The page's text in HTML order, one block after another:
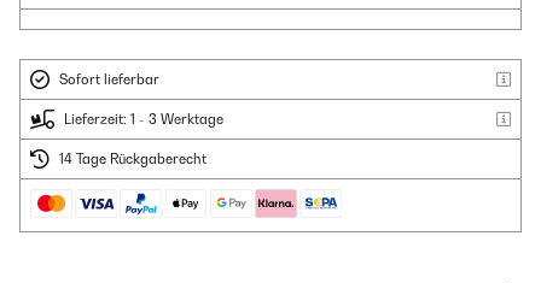
Sofort lieferbar
Lieferzeit: 1 - 3 Werktage
14 Tage Rückgaberecht